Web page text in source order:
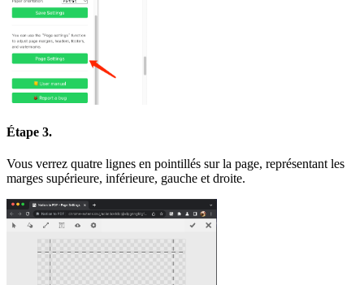
Étape 3.
Vous verrez quatre lignes en pointillés sur la page, représentant les
marges supérieure, inférieure, gauche et droite.